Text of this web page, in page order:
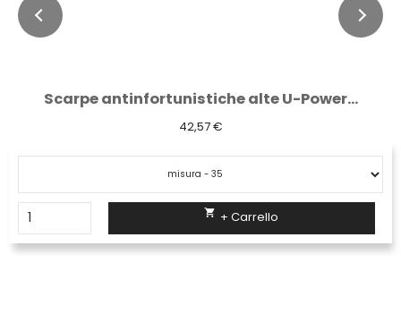
Scarpe antinfortunistiche alte U-Power...
42,57 €
 + Carrello